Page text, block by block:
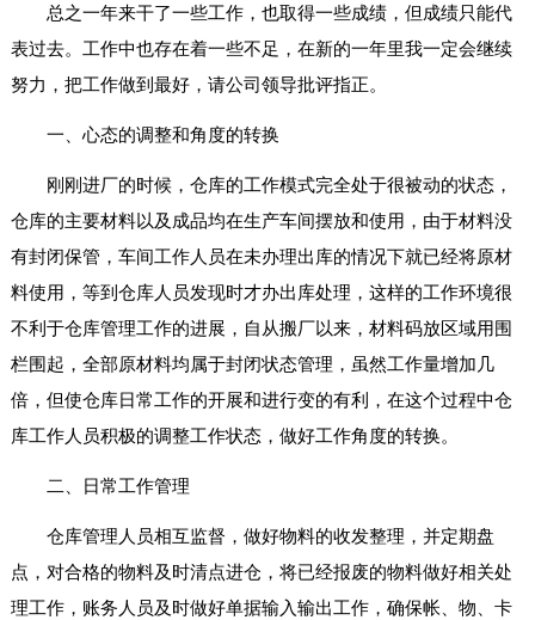
总之一年来干了一些工作，也取得一些成绩，但成绩只能代
表过去。工作中也存在着一些不足，在新的一年里我一定会继续
努力，把工作做到最好，请公司领导批评指正。
一、心态的调整和角度的转换
刚刚进厂的时候，仓库的工作模式完全处于很被动的状态，
仓库的主要材料以及成品均在生产车间摆放和使用，由于材料没
有封闭保管，车间工作人员在未办理出库的情况下就已经将原材
料使用，等到仓库人员发现时才办出库处理，这样的工作环境很
不利于仓库管理工作的进展，自从搬厂以来，材料码放区域用围
栏围起，全部原材料均属于封闭状态管理，虽然工作量增加几
倍，但使仓库日常工作的开展和进行变的有利，在这个过程中仓
库工作人员积极的调整工作状态，做好工作角度的转换。
二、日常工作管理
仓库管理人员相互监督，做好物料的收发整理，并定期盘
点，对合格的物料及时清点进仓，将已经报废的物料做好相关处
理工作，账务人员及时做好单据输入输出工作，确保帐、物、卡